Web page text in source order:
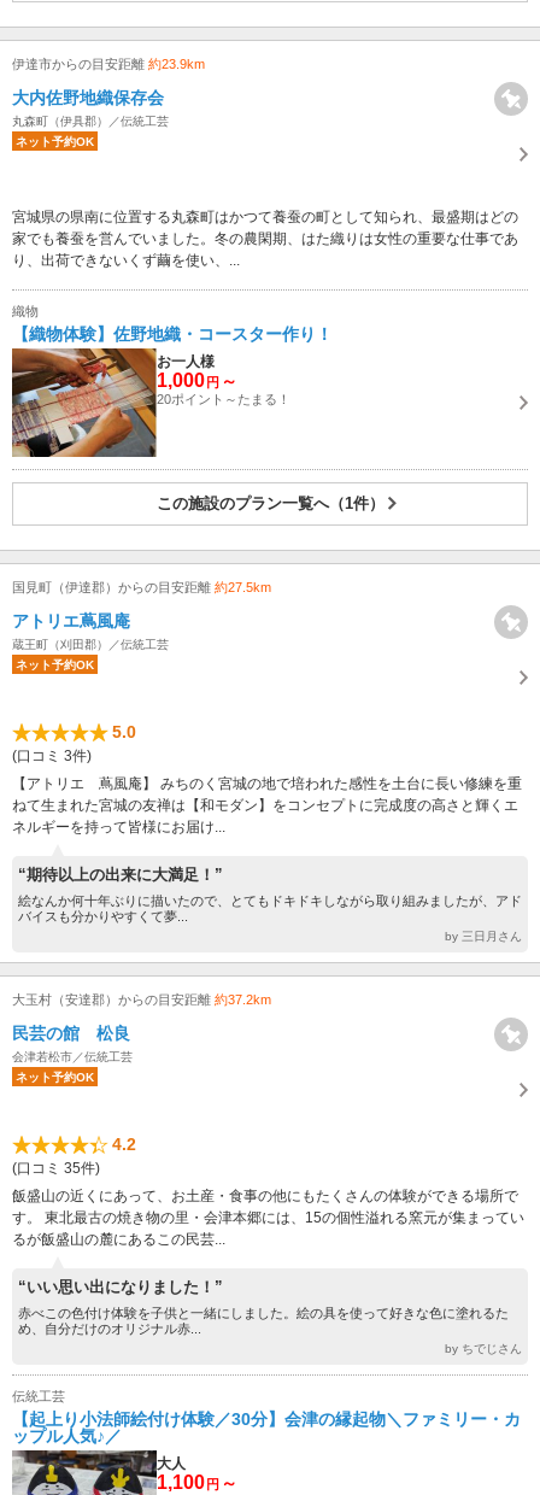
伊達市からの目安距離 約23.9km
大内佐野地織保存会
丸森町（伊具郡）／伝統工芸
ネット予約OK
宮城県の県南に位置する丸森町はかつて養蚕の町として知られ、最盛期はどの
家でも養蚕を営んでいました。冬の農閑期、はた織りは女性の重要な仕事であ
り、出荷できないくず繭を使い、...
織物
【織物体験】佐野地織・コースター作り！
お一人様
1,000 円 ～
20ポイント～たまる！
この施設のプラン一覧へ（1件）
国見町（伊達郡）からの目安距離 約27.5km
アトリエ蔦風庵
蔵王町（刈田郡）／伝統工芸
ネット予約OK
5.0
(口コミ 3件)
【アトリエ 蔦風庵】 みちのく宮城の地で培われた感性を土台に長い修練を重
ねて生まれた宮城の友禅は【和モダン】をコンセプトに完成度の高さと輝くエ
ネルギーを持って皆様にお届け...
“期待以上の出来に大満足！”
絵なんか何十年ぶりに描いたので、とてもドキドキしながら取り組みましたが、アド
バイスも分かりやすくて夢...
by 三日月さん
大玉村（安達郡）からの目安距離 約37.2km
民芸の館 松良
会津若松市／伝統工芸
ネット予約OK
4.2
(口コミ 35件)
飯盛山の近くにあって、お土産・食事の他にもたくさんの体験ができる場所で
す。 東北最古の焼き物の里・会津本郷には、15の個性溢れる窯元が集まってい
るが飯盛山の麓にあるこの民芸...
“いい思い出になりました！”
赤べこの色付け体験を子供と一緒にしました。絵の具を使って好きな色に塗れるた
め、自分だけのオリジナル赤...
by ちでじさん
伝統工芸
【起上り小法師絵付け体験／30分】会津の縁起物＼ファミリー・カ
ップル人気♪／
大人
1,100 円 ～